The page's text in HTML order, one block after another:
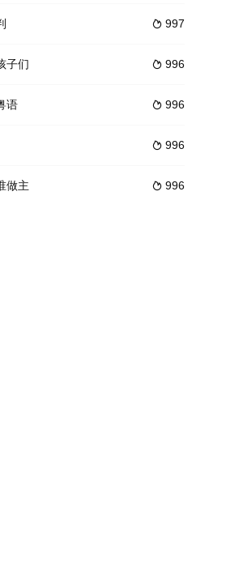
驚人的意志康復過來，並輾
们的脸庞，也蒙蔽了未来的方向。南渴望逃离这
间的故事，两人不知为何被不可思
阿珍。阿珍活泼美丽，两人不久坠入爱河。婚后
而一步步踏入在追求理想的理
，独自一人踏上穿越西德克萨斯州的旅程，寻求
 997
 996
子们
 996
语
 996
 996
做主